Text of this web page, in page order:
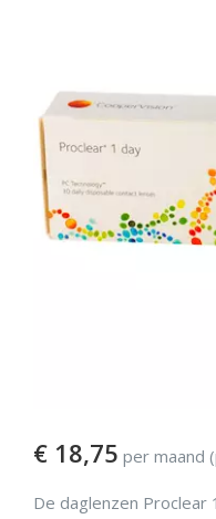
€ 18,75 per maand
De daglenzen Proclear